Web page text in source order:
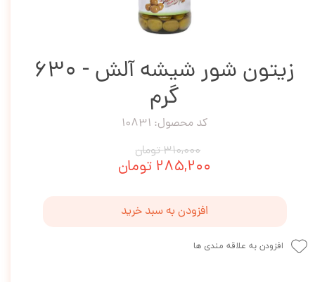
زیتون شور شیشه آلش - 630
گرم
کد محصول: 10831
۳۱۰,۰۰۰ تومان
۲۸۵,۲۰۰ تومان
افزودن به سبد خرید
افزودن به علاقه مندی ها